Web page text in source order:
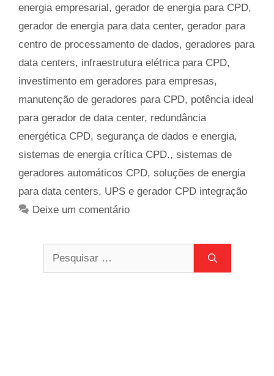
energia empresarial , gerador de energia para CPD,
gerador de energia para data center, gerador para
centro de processamento de dados, geradores para
data centers, infraestrutura elétrica para CPD,
investimento em geradores para empresas,
manutenção de geradores para CPD, potência ideal
para gerador de data center, redundância
energética CPD, segurança de dados e energia,
sistemas de energia crítica CPD., sistemas de
geradores automáticos CPD, soluções de energia
para data centers, UPS e gerador CPD integração
Deixe um comentário